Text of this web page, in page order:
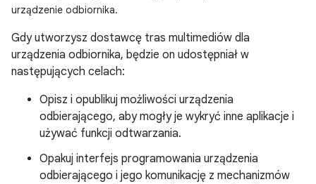
urządzenie odbiornika.
Gdy utworzysz dostawcę tras multimediów dla
urządzenia odbiornika, będzie on udostępniał w
następujących celach:
Opisz i opublikuj możliwości urządzenia
odbierającego, aby mogły je wykryć inne aplikacje i
używać funkcji odtwarzania.
Opakuj interfejs programowania urządzenia
odbierającego i jego komunikację z mechanizmów